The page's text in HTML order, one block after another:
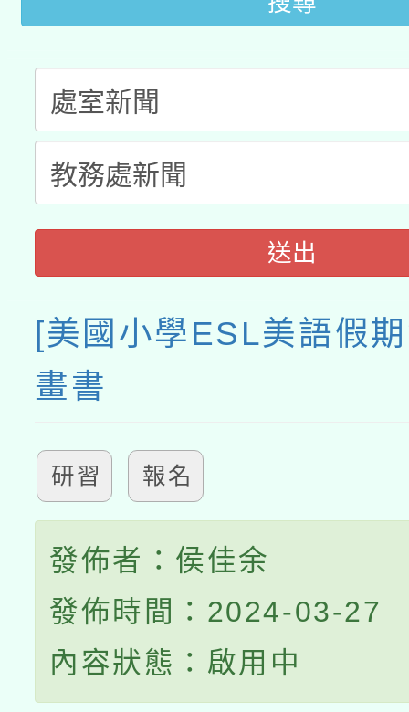
送出
[美國小學ESL美語假
畫書
研習 報名
發佈者：侯佳余
發佈時間：2024-03-27
內容狀態：啟用中